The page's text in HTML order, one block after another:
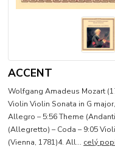
ACCENT
Wolfgang Amadeus Mozart
Violin Violin Sonata in G
Allegro – 5:56 Theme
(Allegretto) – Coda – 9:05
(Vienna, 1781)4. All... celý